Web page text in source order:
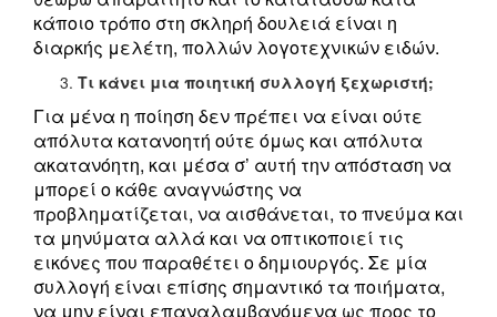
κάποιο τρόπο στη σκληρή δουλειά είναι η
διαρκής μελέτη, πολλών λογοτεχνικών ειδών.
Τι κάνει μια ποιητική συλλογή ξεχωριστή;
Για μένα η ποίηση δεν πρέπει να είναι ούτε
απόλυτα κατανοητή ούτε όμως και απόλυτα
ακατανόητη, και μέσα σ’ αυτή την απόσταση να
μπορεί ο κάθε αναγνώστης να
προβληματίζεται, να αισθάνεται, το πνεύμα και
τα μηνύματα αλλά και να οπτικοποιεί τις
εικόνες που παραθέτει ο δημιουργός. Σε μία
συλλογή είναι επίσης σημαντικό τα ποιήματα,
να μην είναι επαναλαμβανόμενα ως προς το